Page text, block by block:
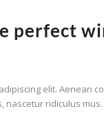
perfect
elit. Aenean
nascetur ridiculus mus.